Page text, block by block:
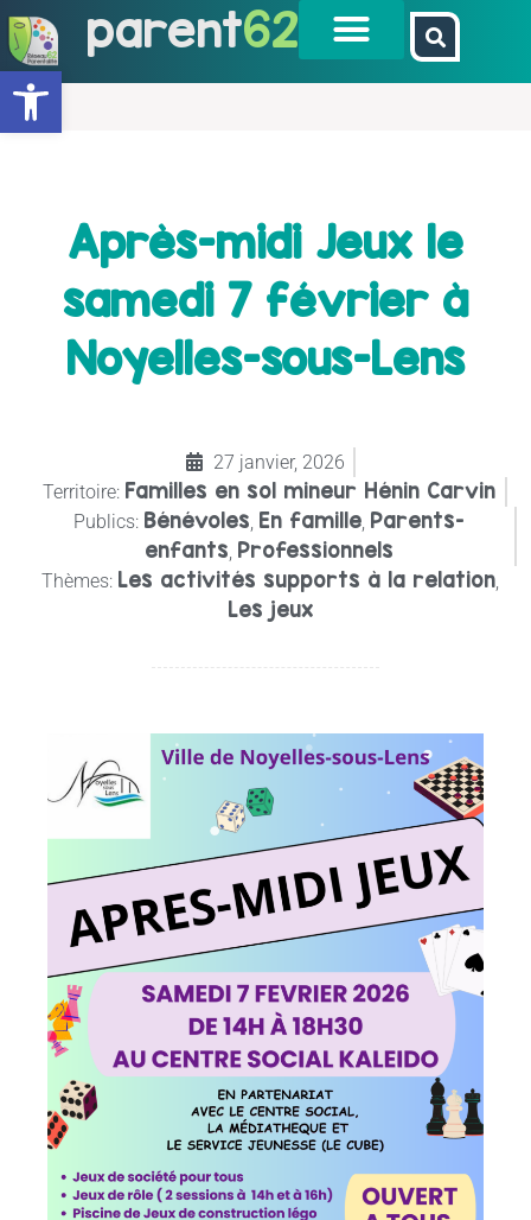
Ouvrir la barre d’outils
parent62
Après-midi Jeux le
samedi 7 février à
Noyelles-sous-Lens
27 janvier, 2026
Territoire: Familles en sol mineur Hénin Carvin
Publics: Bénévoles En famille Parents-
enfants Professionnels
Thèmes: Les activités supports à la relation
Les jeux